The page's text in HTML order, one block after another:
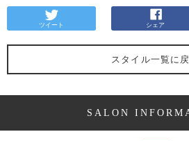
ツイート シェア
スタイル一覧に
SALON